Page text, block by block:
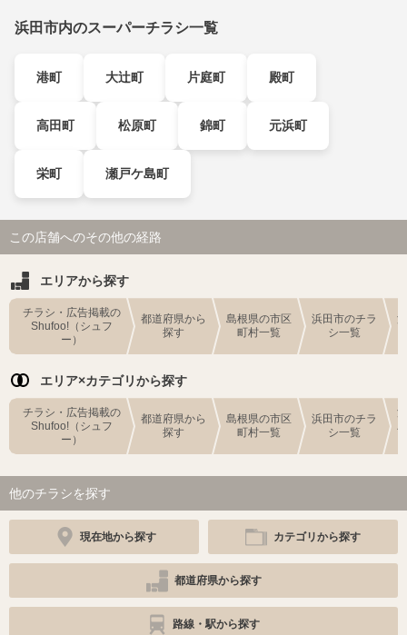
浜田市内のスーパーチラシ一覧
港町 大辻町 片庭町 殿町
高田町 松原町 錦町 元浜町
栄町 瀬戸ケ島町
この店舗へのその他の経路
エリアから探す
チラシ・広告掲載の
Shufoo!（シュフ
ー）
都道府県から
探す
島根県の市区
町村一覧
浜田市のチラ
シ一覧
エリア×カテゴリから探す
チラシ・広告掲載の
Shufoo!（シュフ
ー）
都道府県から
探す
島根県の市区
町村一覧
浜田市のチラ
シ一覧
他のチラシを探す
現在地から探す カテゴリから探す
都道府県から探す
路線・駅から探す